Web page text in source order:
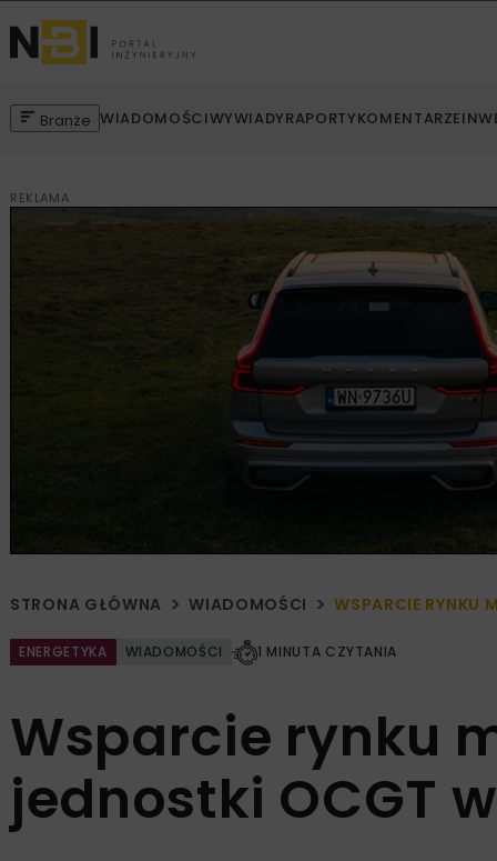
Branże WIADOMOŚCIWYWIADYRAPORTYKOMENTARZE
REKLAMA
STRONA GŁÓWNA WIADOMOŚCI WSPARCIE RYNKU
ENERGETYKA WIADOMOŚCI 1 MINUTA CZYTANIA
Wsparcie rynku
jednostki OCGT